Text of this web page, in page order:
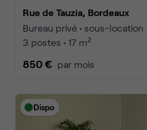
Rue de Tauzia, Bordeaux
Bureau privé • sous-location
3 postes • 17 m2
850 € par mois
Dispo